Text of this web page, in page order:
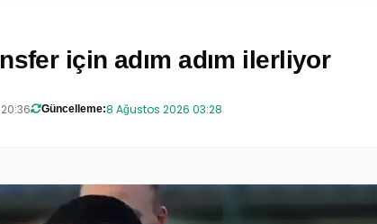
için adım adım ilerliyor
Güncelleme:8 Ağustos 2026 03:28